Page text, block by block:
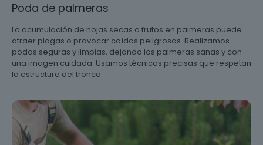
Poda de palmeras
La acumulación de hojas secas o frutos en palmeras puede
atraer plagas o provocar caídas peligrosas. Realizamos
podas seguras y limpias, dejando las palmeras sanas y con
una imagen cuidada. Usamos técnicas precisas que respetan
la estructura del tronco.